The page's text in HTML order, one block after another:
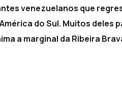
venezuelanos que
do Sul. Muitos
a marginal da Ribeira